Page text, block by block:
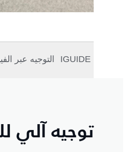
IGUIDE التوجيه عبر
توجيه آلي